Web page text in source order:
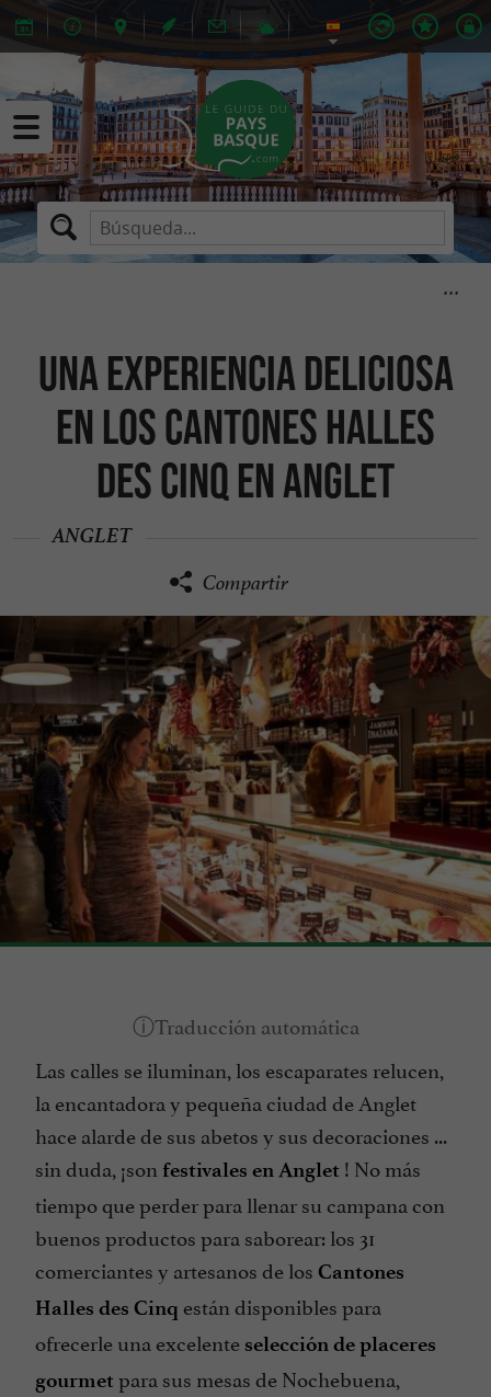
Una experiencia deliciosa
en los cantones Halles
des Cinq en Anglet
ANGLET
Compartir
Las calles se iluminan, los escaparates relucen,
la encantadora y pequeña ciudad de Anglet
hace alarde de sus abetos y sus decoraciones ...
sin duda, ¡son festivales en Anglet ! No más
tiempo que perder para llenar su campana con
buenos productos para saborear: los 31
comerciantes y artesanos de los Cantones
Halles des Cinq están disponibles para
ofrecerle una excelente selección de placeres
gourmet para sus mesas de Nochebuena,